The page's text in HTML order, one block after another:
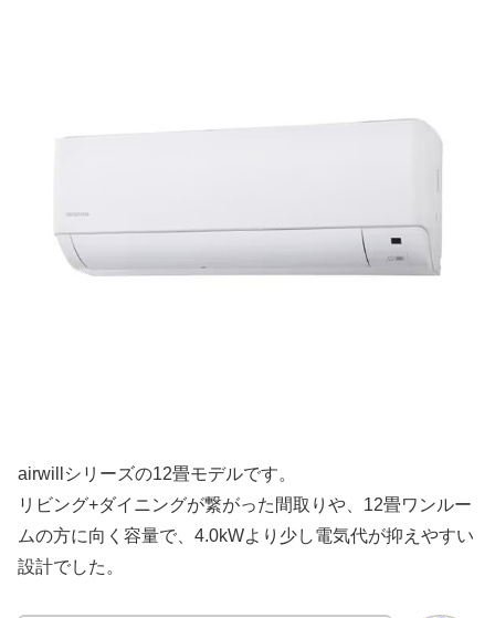
airwillシリーズの12畳モデルです。
リビング+ダイニングが繋がった間取りや、12畳ワンルー
ムの方に向く容量で、4.0kWより少し電気代が抑えやすい
設計でした。